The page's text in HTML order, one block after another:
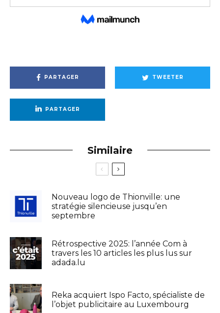
PARTAGER TWEETER
PARTAGER
Similaire
Nouveau logo de Thionville: une
stratégie silencieuse jusqu’en
septembre
Rétrospective 2025: l’année Com à
travers les 10 articles les plus lus sur
adada.lu
Reka acquiert Ispo Facto, spécialiste de
l’objet publicitaire au Luxembourg